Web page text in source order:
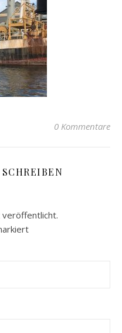
0 Kommentare
veröffentlicht.